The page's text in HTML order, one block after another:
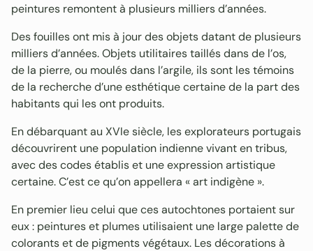
peintures remontent à plusieurs milliers d’années.
Des fouilles ont mis à jour des objets datant de plusieurs
milliers d’années. Objets utilitaires taillés dans de l’os,
de la pierre, ou moulés dans l’argile, ils sont les témoins
de la recherche d’une esthétique certaine de la part des
habitants qui les ont produits.
En débarquant au XVIe siècle, les explorateurs portugais
découvrirent une population indienne vivant en tribus,
avec des codes établis et une expression artistique
certaine. C’est ce qu’on appellera « art indigène ».
En premier lieu celui que ces autochtones portaient sur
eux : peintures et plumes utilisaient une large palette de
colorants et de pigments végétaux. Les décorations à